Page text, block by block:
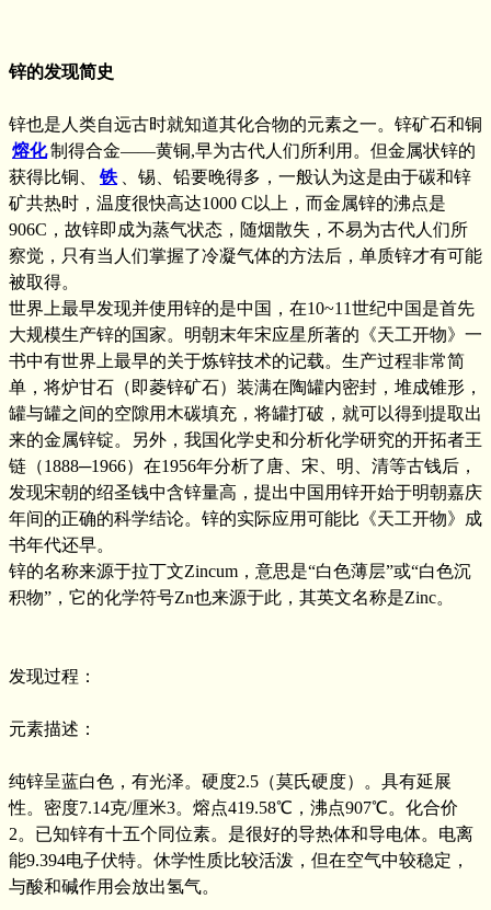
锌的发现简史
锌也是人类自远古时就知道其化合物的元素之一。锌矿石和铜
熔化制得合金——黄铜,早为古代人们所利用。但金属状锌的
获得比铜、
铁
、锡、铅要晚得多，一般认为这是由于碳和锌
矿共热时，温度很快高达1000 C以上，而金属锌的沸点是
906C，故锌即成为蒸气状态，随烟散失，不易为古代人们所
察觉，只有当人们掌握了冷凝气体的方法后，单质锌才有可能
被取得。
世界上最早发现并使用锌的是中国，在10~11世纪中国是首先
大规模生产锌的国家。明朝末年宋应星所著的《天工开物》一
书中有世界上最早的关于炼锌技术的记载。生产过程非常简
单，将炉甘石（即菱锌矿石）装满在陶罐内密封，堆成锥形，
罐与罐之间的空隙用木碳填充，将罐打破，就可以得到提取出
来的金属锌锭。另外，我国化学史和分析化学研究的开拓者王
链（1888─1966）在1956年分析了唐、宋、明、清等古钱后，
发现宋朝的绍圣钱中含锌量高，提出中国用锌开始于明朝嘉庆
年间的正确的科学结论。锌的实际应用可能比《天工开物》成
书年代还早。
锌的名称来源于拉丁文Zincum，意思是“白色薄层”或“白色沉
积物”，它的化学符号Zn也来源于此，其英文名称是Zinc。
发现过程：
元素描述：
纯锌呈蓝白色，有光泽。硬度2.5（莫氏硬度）。具有延展
性。密度7.14克/厘米3。熔点419.58℃，沸点907℃。化合价
2。已知锌有十五个同位素。是很好的导热体和导电体。电离
能9.394电子伏特。休学性质比较活泼，但在空气中较稳定，
与酸和碱作用会放出氢气。